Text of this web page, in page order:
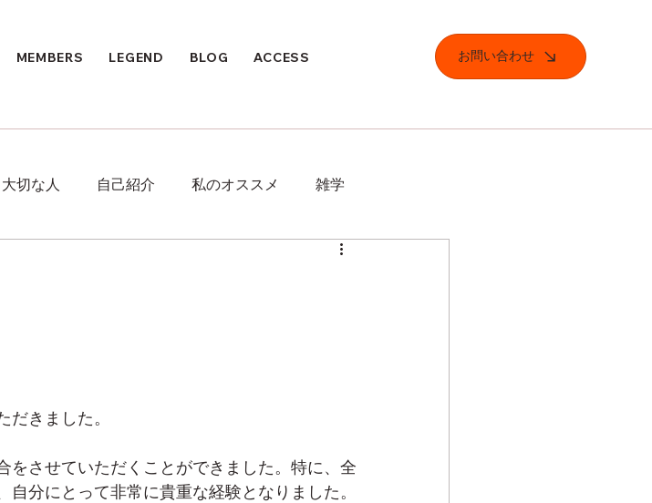
MEMBERS LEGEND BLOG ACCESS お問い合わせ
大切な人 自己紹介 私のオススメ 雑学
きました。
させていただくことができました。特に、全
分にとって非常に貴重な経験となりました。